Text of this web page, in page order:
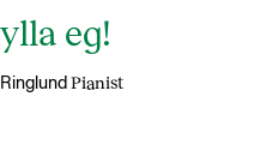
eg!
Pianist